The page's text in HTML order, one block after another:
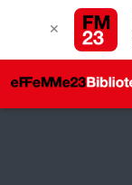
✕